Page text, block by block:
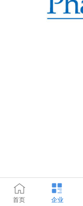
首页 企业